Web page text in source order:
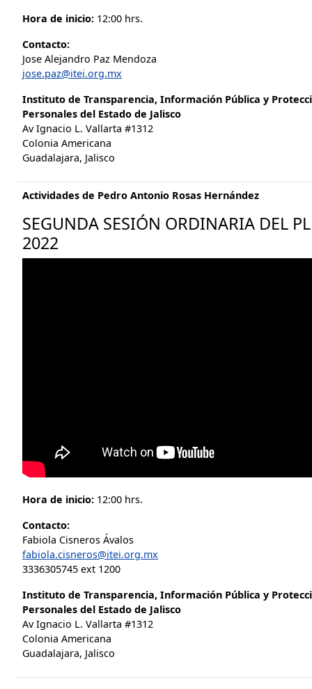
Hora de inicio: 12:00 hrs.
Contacto:
Jose Alejandro Paz Mendoza
jose.paz@itei.org.mx
Instituto de Transparencia, Información Pública y
Personales del Estado de Jalisco
Av Ignacio L. Vallarta #1312
Colonia Americana
Guadalajara, Jalisco
Actividades de Pedro Antonio Rosas Hernández
SEGUNDA SESIÓN ORDINARIA DEL
2022
Hora de inicio: 12:00 hrs.
Contacto:
Fabiola Cisneros Ávalos
fabiola.cisneros@itei.org.mx
3336305745 ext 1200
Instituto de Transparencia, Información Pública y
Personales del Estado de Jalisco
Av Ignacio L. Vallarta #1312
Colonia Americana
Guadalajara, Jalisco